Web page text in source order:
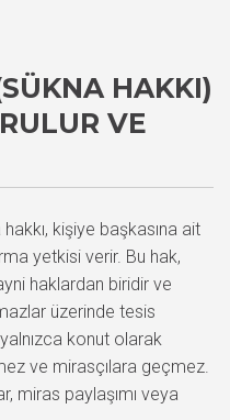
HAKKI)
VE
kişiye başkasına ait
yetkisi verir. Bu hak,
haklardan biridir ve
üzerinde tesis
konut olarak
ve mirasçılara geçmez.
miras paylaşımı veya